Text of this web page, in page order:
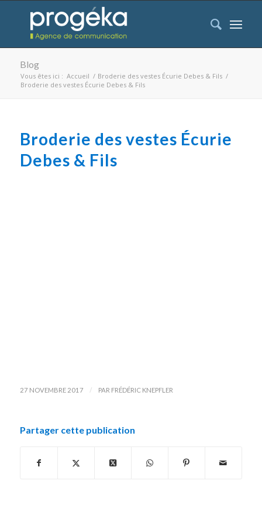
Blog
Vous êtes ici : Accueil / Broderie des vestes Écurie Debes & Fils /
Broderie des vestes Écurie Debes & Fils
Broderie des vestes Écurie
Debes & Fils
27 NOVEMBRE 2017 / PAR FRÉDÉRIC KNEPFLER
Partager cette publication